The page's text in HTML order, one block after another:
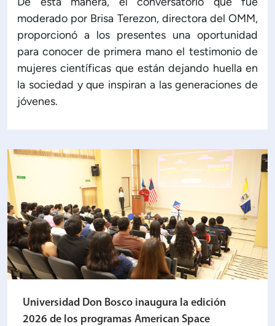
moderado por Brisa Terezon, directora del OMM,
proporcionó a los presentes una oportunidad
para conocer de primera mano el testimonio de
mujeres científicas que están dejando huella en
la sociedad y que inspiran a las generaciones de
jóvenes.
Universidad Don Bosco inaugura la edición
2026 de los programas American Space